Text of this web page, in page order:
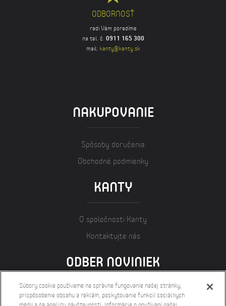
ODBORNOSŤ
radi Vám poradíme
na tel. č. 0911 165 300
mail: kanty@kanty.sk
NAKUPOVANIE
Spôsoby doručenia
Obchodné podmienky
KANTY
O spoločnosti Kanty
Kontaktujte nás
ODBER NOVINIEK
Súbory cookie používame na správne fungovanie našej stránky,
prispôsobenie obsahu a reklám, poskytovanie funkcií sociálnych